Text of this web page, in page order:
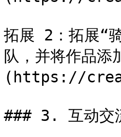
拓展 2：拓展“
队，并将作品
(https://
### 3. 互动交